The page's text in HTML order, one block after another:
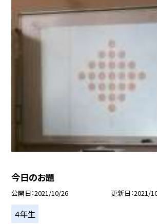
今日のお題
公開日 2021/10/26 更新日 2021/
４年生